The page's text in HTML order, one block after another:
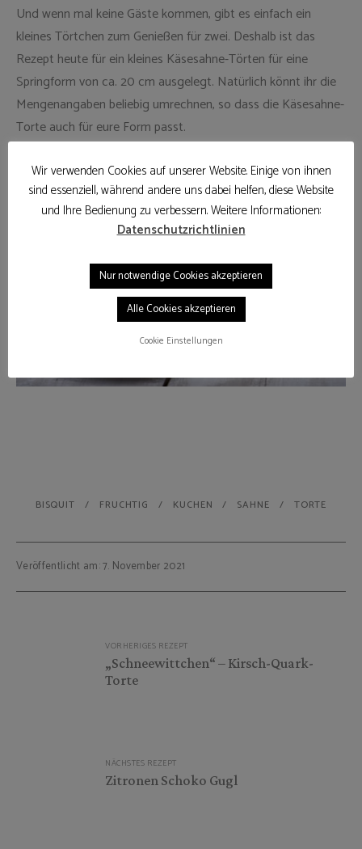
Und wenn mal keine Gäste kommen, gibt es einfach ein
kleines Törtchen zum Genießen für zwei. Deshalb ist das
Rezept heute für ein kleines Käsesahne-Törten für eine
Springform von ca. 20 cm ausgelegt. Natürlich könnt ihr die
Mengenangaben beliebig umrechnen, so dass die Käsesahne-
Torte auch für eure Form passt.
BISQUIT FRUCHTIG KUCHEN SAHNE TORTE
Veröffentlicht am: 7. November 2021
Beitragsnavigation
VORHERIGES REZEPT
„Schneewittchen“ – Kirsch-Quark-
Torte
NÄCHSTES REZEPT
Zitronen Schoko Gugl
Wir verwenden Cookies auf unserer Website. Einige von ihnen
sind essenziell, während andere uns dabei helfen, diese Website
und Ihre Bedienung zu verbessern. Weitere Informationen:
Datenschutzrichtlinien
Nur notwendige Cookies akzeptieren
Alle Cookies akzeptieren
Cookie Einstellungen